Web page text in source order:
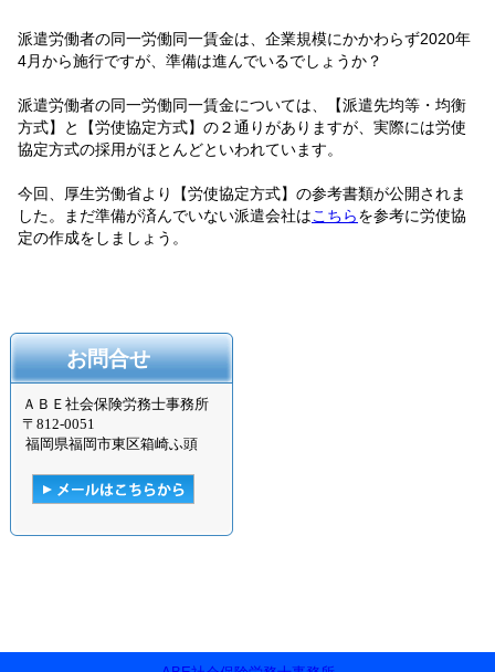
派遣労働者の同一労働同一賃金は、企業規模にかかわらず2020年
4月から施行ですが、準備は進んでいるでしょうか？
派遣労働者の同一労働同一賃金については、【派遣先均等・均衡
方式】と【労使協定方式】の２通りがありますが、実際には労使
協定方式の採用がほとんどといわれています。
今回、厚生労働省より【労使協定方式】の参考書類が公開されま
した。まだ準備が済んでいない派遣会社はこちらを参考に労使協
定の作成をしましょう。
お問合せ
ＡＢＥ社会保険労務士事務所
〒 812-0051
福岡県福岡市東区箱崎ふ頭